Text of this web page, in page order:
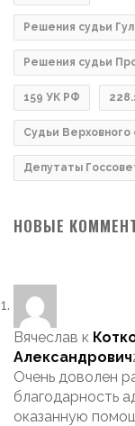
Решения судьи
Решения судьи
159 УК РФ
Судьи
Депутаты
НОВЫЕ
Вячеслав к
Александрович
Очень доволен
благодарность
оказанную